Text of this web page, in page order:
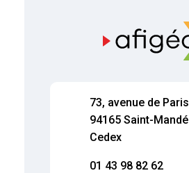
73, avenue de Paris
94165 Saint-Mandé
Cedex
01 43 98 82 62